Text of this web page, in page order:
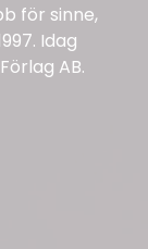
för sinne,
Idag
AB.